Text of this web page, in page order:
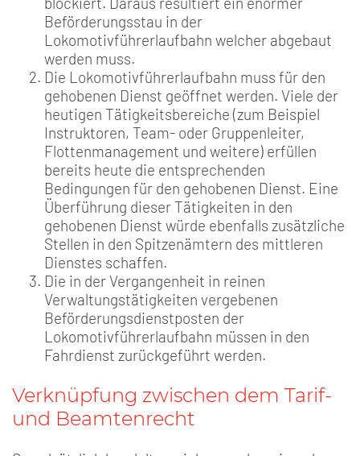
Beförderungsstau in der
Lokomotivführerlaufbahn welcher abgebaut
werden muss.
Die Lokomotivführerlaufbahn muss für den
gehobenen Dienst geöffnet werden. Viele der
heutigen Tätigkeitsbereiche (zum Beispiel
Instruktoren, Team- oder Gruppenleiter,
Flottenmanagement und weitere) erfüllen
bereits heute die entsprechenden
Bedingungen für den gehobenen Dienst. Eine
Überführung dieser Tätigkeiten in den
gehobenen Dienst würde ebenfalls zusätzliche
Stellen in den Spitzenämtern des mittleren
Dienstes schaffen.
Die in der Vergangenheit in reinen
Verwaltungstätigkeiten vergebenen
Beförderungsdienstposten der
Lokomotivführerlaufbahn müssen in den
Fahrdienst zurückgeführt werden.
Verknüpfung zwischen dem Tarif-
und Beamtenrecht